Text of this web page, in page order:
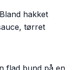
hakket
tørret
flad bund på en